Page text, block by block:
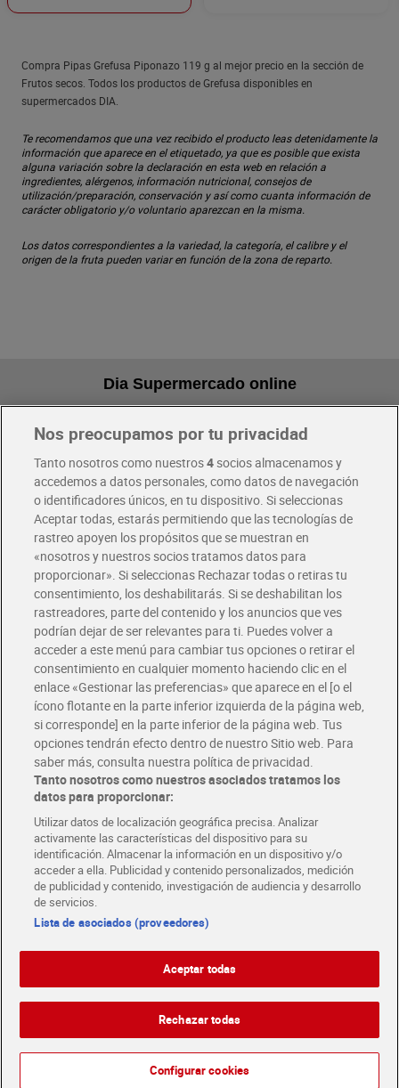
Compra Pipas Grefusa Piponazo 119 g al mejor precio en la sección de
Frutos secos. Todos los productos de Grefusa disponibles en
supermercados DIA.
Te recomendamos que una vez recibido el producto leas detenidamente la
información que aparece en el etiquetado, ya que es posible que exista
alguna variación sobre la declaración en esta web en relación a
ingredientes, alérgenos, información nutricional, consejos de
utilización/preparación, conservación y así como cuanta información de
carácter obligatorio y/o voluntario aparezcan en la misma.
Los datos correspondientes a la variedad, la categoría, el calibre y el
origen de la fruta pueden variar en función de la zona de reparto.
Dia Supermercado online
Pide hoy, recibe hoy
Envío gratis por compras superiores a 100€
Envío estandar por 4,99€
Glovo y Uber Eats
Solicita tu factura de Glovo o Uber Eats
Únete al CLUB Dia
Disfruta las ventajas y ofertas exclusivas.
Descárgate la APP Dia
Folletos y Tiendas
Descubre las mejores ofertas y busca tu tienda más cercana
Tarjeta MaX Dia
Te devuelve hasta 8€/mes de tus compras.
¡Solicita tu tarjeta de crédito aquí!
COMER MEJOR CADA DIA
COLABORA CON DIA ABRE TU TIENDA DIA CORPORATE
EnglishPolítica de privacidad Política de cookies
Condiciones de compra
Nos preocupamos por tu privacidad
Tanto nosotros como nuestros4socios almacenamos y
accedemos a datos personales, como datos de navegación
o identificadores únicos, en tu dispositivo. Si seleccionas
Aceptar todas, estarás permitiendo que las tecnologías de
rastreo apoyen los propósitos que se muestran en
«nosotros y nuestros socios tratamos datos para
proporcionar». Si seleccionas Rechazar todas o retiras tu
consentimiento, los deshabilitarás. Si se deshabilitan los
rastreadores, parte del contenido y los anuncios que ves
podrían dejar de ser relevantes para ti. Puedes volver a
acceder a este menú para cambiar tus opciones o retirar el
consentimiento en cualquier momento haciendo clic en el
enlace «Gestionar las preferencias» que aparece en el [o el
ícono flotante en la parte inferior izquierda de la página web,
si corresponde] en la parte inferior de la página web. Tus
opciones tendrán efecto dentro de nuestro Sitio web. Para
saber más, consulta nuestra política de privacidad.
Tanto nosotros como nuestros asociados tratamos los
datos para proporcionar:
Utilizar datos de localización geográfica precisa. Analizar
activamente las características del dispositivo para su
identificación. Almacenar la información en un dispositivo y/o
acceder a ella. Publicidad y contenido personalizados, medición
de publicidad y contenido, investigación de audiencia y desarrollo
de servicios.
Lista de asociados (proveedores)
Aceptar todas
Rechazar todas
Configurar cookies